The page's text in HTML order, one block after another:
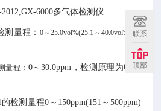
6000多气体检测仪
测量程： 0～25.0vol%(25.1～40.0vol%) 检
量程： 0～30.0ppm，检测原理为电化
检测量程0～150ppm(151～500ppm)
联系
顶部